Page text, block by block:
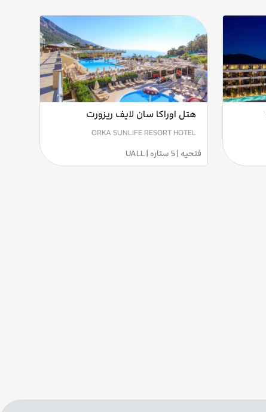
هتل اوراکا سان لایف ریزورت
ORKA SUNLIFE RESORT HOTEL
فتحیه | 5 ستاره | UALL